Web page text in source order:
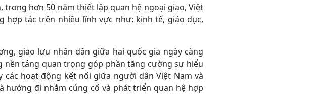
hơn 50 năm thiết lập quan hệ ngoại giao, Việt
hợp tác trên nhiều lĩnh vực như: kinh tế, giáo dục,
giao lưu nhân dân giữa hai quốc gia ngày càng
tảng quan trọng góp phần tăng cường sự hiểu
hoạt động kết nối giữa người dân Việt Nam và
hướng đi nhằm củng cố và phát triển quan hệ hợp